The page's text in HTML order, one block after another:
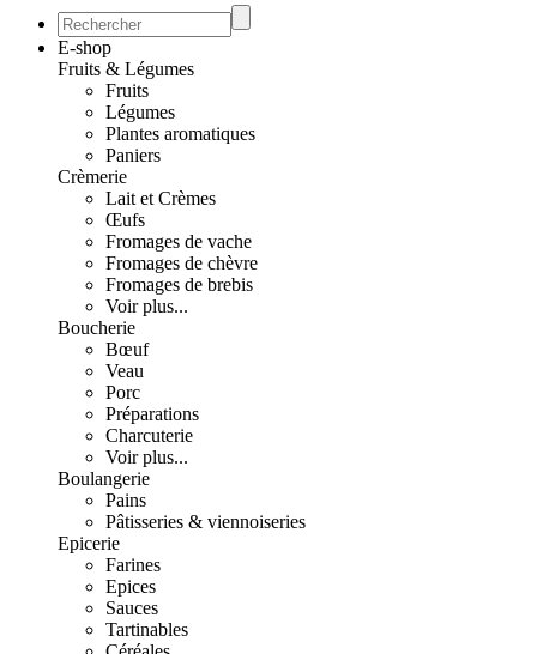
E-shop
Fruits & Légumes
Fruits
Légumes
Plantes aromatiques
Paniers
Crèmerie
Lait et Crèmes
Œufs
Fromages de vache
Fromages de chèvre
Fromages de brebis
Voir plus...
Boucherie
Bœuf
Veau
Porc
Préparations
Charcuterie
Voir plus...
Boulangerie
Pains
Pâtisseries & viennoiseries
Epicerie
Farines
Epices
Sauces
Tartinables